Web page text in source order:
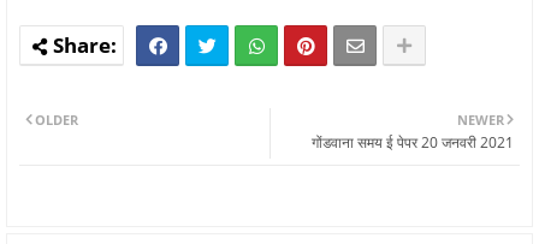
NEWER
गोंडवाना समय ई पेपर 20 जनवरी 2021
OLDER